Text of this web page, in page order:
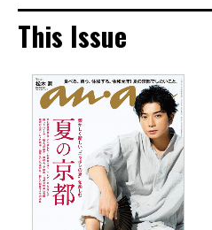
This Issue